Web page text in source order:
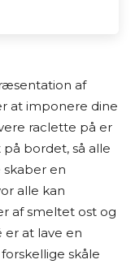
i produkter,
min research
bedste valg til
selv.
på
jeg læser
af
at imponere dine
raclette på er
bordet, så alle
en
alle kan
af smeltet ost og
er at lave en
skåle